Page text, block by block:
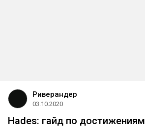
Риверандер
03.10.2020
Hades: гайд по достижениям